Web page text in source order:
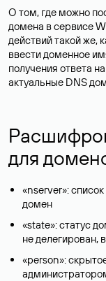
О том, где можно
домена в сервисе
действий такой же,
ввести доменное
получения ответа
актуальные DNS
для
«nserver»:
домен
«state»: статус
не делегирован,
«person»: